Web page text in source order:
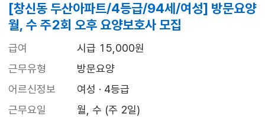
[창신동 두산아파트/4등급/94세/여성] 방문요양
월, 수 주2회 오후 요양보호사 모집
급여
시급 15,000원
근무유형
방문요양
어르신정보
여성 · 4등급
근무요일
월, 수 (주 2일)